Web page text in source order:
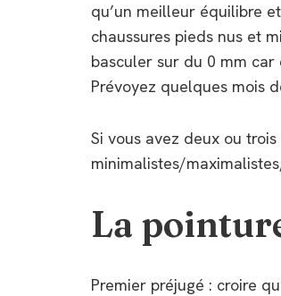
qu’un meilleur équilibre
chaussures pieds nus et
basculer sur du 0 mm
Prévoyez quelques mois
Si vous avez deux ou
minimalistes/
La
Premier préjugé : croire